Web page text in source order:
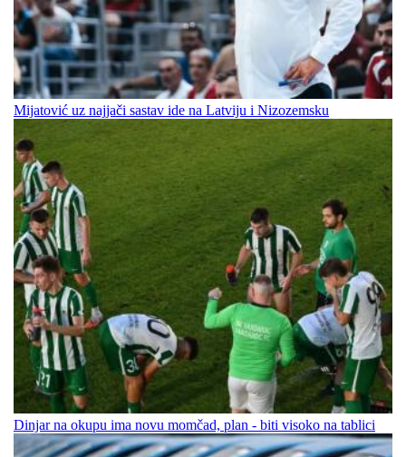
Mijatović uz najjači sastav ide na Latviju i Nizozemsku
Dinjar na okupu ima novu momčad, plan - biti visoko na tablici